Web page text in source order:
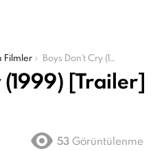
Filmler Boys Don’t Cry (1999) [Trailer] (2/26)
(1999) [Trailer]
53 Görüntülenme